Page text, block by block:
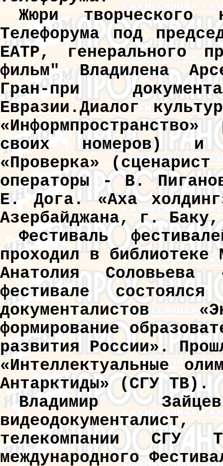
Жюри творческого
Телефорума под
ЕАТР, генерального
фильм" Владилена
Гран-при
Евразии.Диалог
своих номеров) и
«Проверка»
операторы - В.
Е. Дога. «Аха
Азербайджана, г.
Фестиваль
проходил в библиотеке
Анатолия
фестивале
документалистов
формирование
развития России».
«Интеллектуальные
Антарктиды» (СГУ ТВ).
Владимир
видеодокументалист,
телекомпании
международного